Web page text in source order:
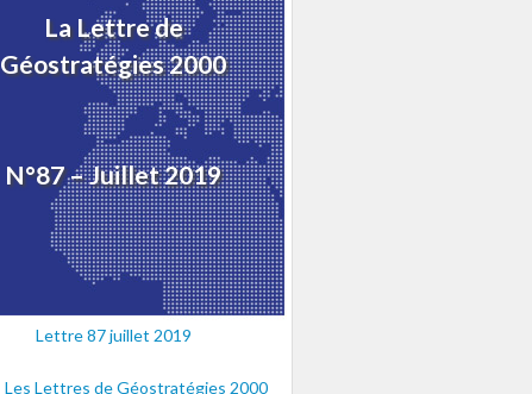
La Lettre de
Géostratégies 2000
N°87 – Juillet 2019
Lettre 87 juillet 2019
Les Lettres de Géostratégies 2000